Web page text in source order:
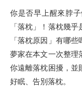
你是否早上醒來脖
「落枕」！落枕幾
「落枕原因」有哪
夢家在本文一次整理
你遠離落枕困擾，並
好眠、告別落枕。